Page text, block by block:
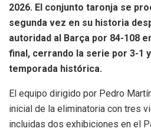
2026. El conjunto taronja se
segunda vez en su historia
autoridad al Barça por 84-108
final, cerrando la serie por 3-1
temporada histórica.
El equipo dirigido por Pedro
inicial de la eliminatoria con tres
incluidas dos exhibiciones en el